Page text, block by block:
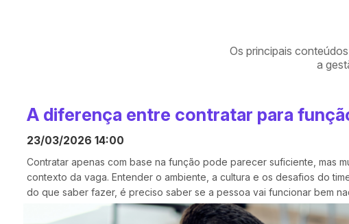
Os principais
a
A diferença entre contratar para
23/03/2026 14:00
Contratar apenas com base na função pode parecer suficiente, mas
contexto da vaga. Entender o ambiente, a cultura e os desafios do
do que saber fazer, é preciso saber se a pessoa vai funcionar bem